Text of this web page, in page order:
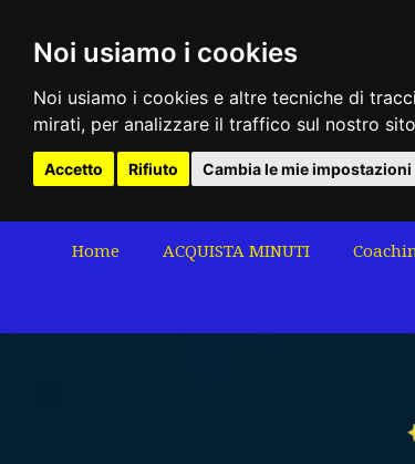
Noi usiamo i cookies
Noi usiamo i cookies e altre tecniche di
mirati, per analizzare il traffico sul nostro
Accetto Rifiuto Cambia le mie impostazioni
Home ACQUISTA MINUTI